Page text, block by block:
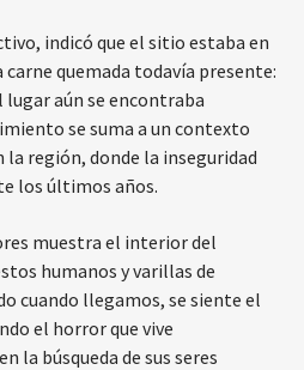
indicó que el sitio estaba en
quemada todavía presente:
aún se encontraba
se suma a un contexto
región, donde la inseguridad
los últimos años.
muestra el interior del
humanos y varillas de
cuando llegamos, se siente el
el horror que vive
la búsqueda de sus seres